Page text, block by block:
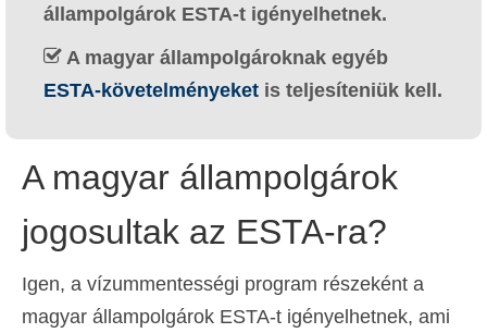
Norsk bokmål Norvég bokmål
Polski Lengyel
Slovenčina ( Szlovák
Svenska(Svéd)
állampolgárok ESTA-t igényelhetnek.
A magyar állampolgároknak egyéb
ESTA-követelményeket is teljesíteniük kell.
A magyar állampolgárok
jogosultak az ESTA-ra?
Igen, a vízummentességi program részeként a
magyar állampolgárok ESTA-t igényelhetnek, ami